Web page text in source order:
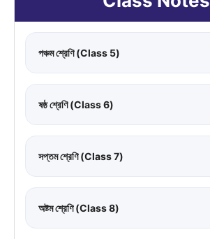
পঞ্চম শ্রেণি (Class 5)
ষষ্ঠ শ্রেণি (Class 6)
সপ্তম শ্রেণি (Class 7)
অষ্টম শ্রেণি (Class 8)